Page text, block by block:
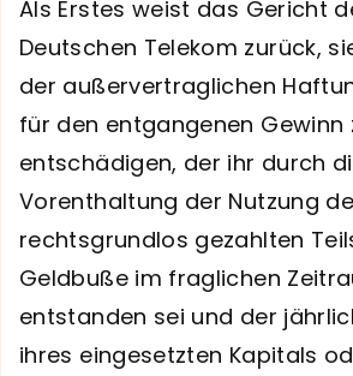
Als Erstes weist das Gericht
Deutschen Telekom zurück,
der außervertraglichen
für den entgangenen Gewinn
entschädigen, der ihr durch
Vorenthaltung der Nutzung
rechtsgrundlos gezahlten
Geldbuße im fraglichen
entstanden sei und der
ihres eingesetzten Kapitals